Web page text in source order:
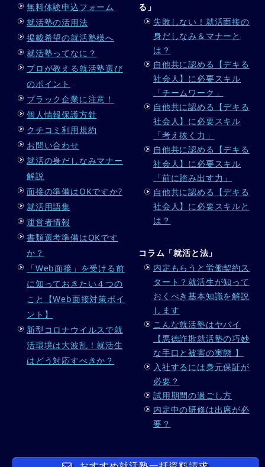
無料体験申込フォーム
就活塾の活用法
掲載希望の就活塾様へ
就活塾ってなに？
プロが教える就活塾選び
のポイント
ブラック企業に注意！
個人情報保護方針
クチコミ利用規約
お問い合わせ
就活の身だしなみマナー
解説
面接の準備はOKですか?
就活用語集
運営者情報
書類選考準備はOKです
か？
「Web面接」を受ける前
に知っておきたい４つの
こと【Web面接対策ポイ
ント】
新型コロナウイルスで就
活環境は大波乱！就活生
はどう対応すべきか？
る」
失敗しない！就活面接の
身だしなみ＆マナーと
は？
自他共に認める【デキる
社会人】に必要スキル
「チームワーク」
自他共に認める【デキる
社会人】に必要スキル
「考え抜く力」
自他共に認める【デキる
社会人】に必要スキル
「前に踏み出す力」
自他共に認める【デキる
社会人】に必要スキルと
は？
コラム「就活と法」
内定もらうと労働契約ス
タート？就活生が知って
おくべき基本知識を解説
します
こんな就活塾はヤバイ
【悪徳詐欺就活塾の巧妙
な手口と被害の実態 】
入社するには身元保証が
必要？
試用期間の過ごし方
内定中の研修は出席が必
要？